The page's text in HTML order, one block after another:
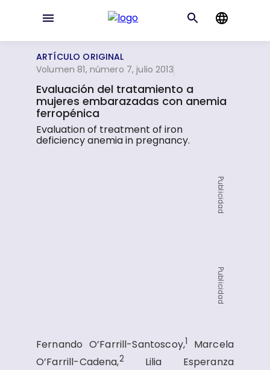
ARTÍCULO ORIGINAL
Volumen 81, número 7, julio 2013
Evaluación del tratamiento a
mujeres embarazadas con anemia
ferropénica
Evaluation of treatment of iron
deficiency anemia in pregnancy.
Publicidad
Publicidad
Fernando O’Farrill-Santoscoy,1
Marcela
O’Farrill-Cadena,2
Lilia Esperanza